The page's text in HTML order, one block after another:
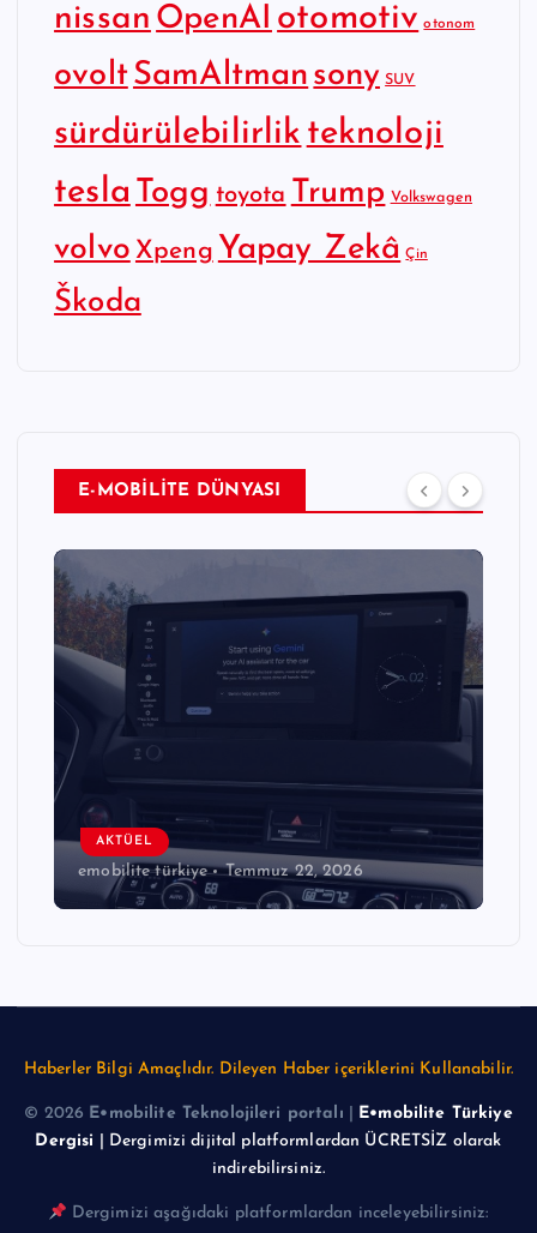
nissan OpenAI otomotiv otonom
ovoltSamAltman sony SUV
sürdürülebilirlik teknoloji
tesla Togg toyota Trump Volkswagen
volvo Xpeng Yapay Zekâ Çin
Škoda
E-MOBİLİTE DÜNYASI
AKTÜEL
emobilite türkiye Temmuz 22, 2026
Haberler Bilgi Amaçlıdır. Dileyen Haber içeriklerini Kullanabilir.
© 2026 E•mobilite Teknolojileri portalı
E•mobilite Türkiye
Dergisi | Dergimizi dijital platformlardan ÜCRETSİZ olarak
indirebilirsiniz.
Dergimizi aşağıdaki platformlardan inceleyebilirsiniz: